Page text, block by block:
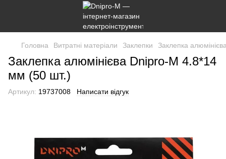
Головна Витратні матеріали Заклепки Заклепка
Заклепка алюмінієва Dnipro-M 4.8*14
мм (50 шт.)
Артикул: 19737008 Написати відгук